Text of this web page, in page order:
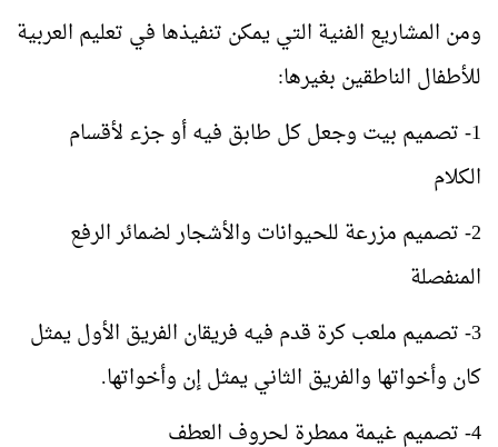
ومن المشاريع الفنية التي يمكن تنفيذها في تعليم العربية
للأطفال الناطقين بغيرها:
1- تصميم بيت وجعل كل طابق فيه أو جزء لأقسام
الكلام
2- تصميم مزرعة للحيوانات والأشجار لضمائر الرفع
المنفصلة
3- تصميم ملعب كرة قدم فيه فريقان الفريق الأول يمثل
كان وأخواتها والفريق الثاني يمثل إن وأخواتها.
4- تصميم غيمة ممطرة لحروف العطف